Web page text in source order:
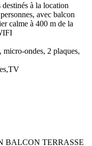
à la location
avec balcon
calme à 400 m de la
ondes, 2 plaques,
BALCON TERRASSE